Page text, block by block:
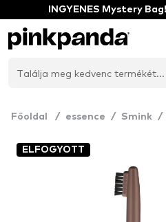
INGYENES Mystery
Főoldal / essence / Smink /
ELFOGYOTT